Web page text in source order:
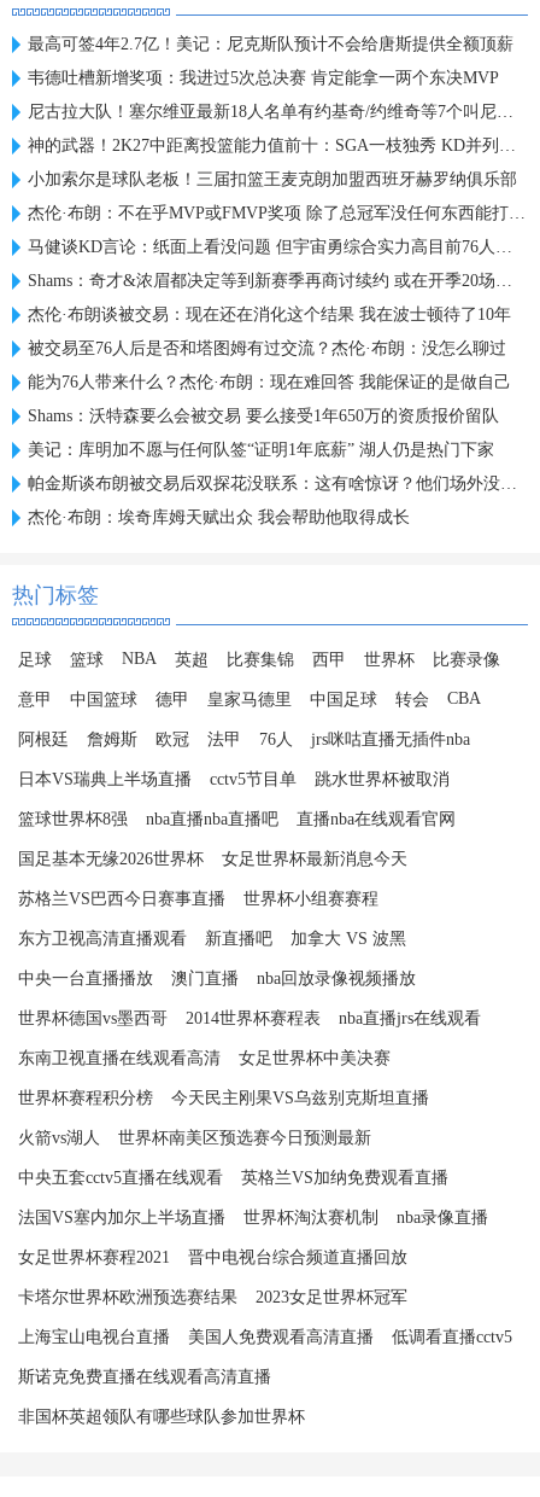
最高可签4年2.7亿！美记：尼克斯队预计不会给唐斯提供全额顶薪
韦德吐槽新增奖项：我进过5次总决赛 肯定能拿一两个东决MVP
尼古拉大队！塞尔维亚最新18人名单有约基奇/约维奇等7个叫尼古拉
神的武器！2K27中距离投篮能力值前十：SGA一枝独秀 KD并列第三
小加索尔是球队老板！三届扣篮王麦克朗加盟西班牙赫罗纳俱乐部
杰伦·布朗：不在乎MVP或FMVP奖项 除了总冠军没任何东西能打动我
马健谈KD言论：纸面上看没问题 但宇宙勇综合实力高目前76人一档
Shams：奇才&浓眉都决定等到新赛季再商讨续约 或在开季20场左右
杰伦·布朗谈被交易：现在还在消化这个结果 我在波士顿待了10年
被交易至76人后是否和塔图姆有过交流？杰伦·布朗：没怎么聊过
能为76人带来什么？杰伦·布朗：现在难回答 我能保证的是做自己
Shams：沃特森要么会被交易 要么接受1年650万的资质报价留队
美记：库明加不愿与任何队签“证明1年底薪” 湖人仍是热门下家
帕金斯谈布朗被交易后双探花没联系：这有啥惊讶？他们场外没私交
杰伦·布朗：埃奇库姆天赋出众 我会帮助他取得成长
热门标签
足球 篮球 NBA 英超 比赛集锦 西甲 世界杯 比赛录像
意甲 中国篮球 德甲 皇家马德里 中国足球 转会 CBA
阿根廷 詹姆斯 欧冠 法甲 76人 jrs咪咕直播无插件nba
日本VS瑞典上半场直播 cctv5节目单 跳水世界杯被取消
篮球世界杯8强 nba直播nba直播吧 直播nba在线观看官网
国足基本无缘2026世界杯 女足世界杯最新消息今天
苏格兰VS巴西今日赛事直播 世界杯小组赛赛程
东方卫视高清直播观看 新直播吧 加拿大 VS 波黑
中央一台直播播放 澳门直播 nba回放录像视频播放
世界杯德国vs墨西哥 2014世界杯赛程表 nba直播jrs在线观看
东南卫视直播在线观看高清 女足世界杯中美决赛
世界杯赛程积分榜 今天民主刚果VS乌兹别克斯坦直播
火箭vs湖人 世界杯南美区预选赛今日预测最新
中央五套cctv5直播在线观看 英格兰VS加纳免费观看直播
法国VS塞内加尔上半场直播 世界杯淘汰赛机制 nba录像直播
女足世界杯赛程2021 晋中电视台综合频道直播回放
卡塔尔世界杯欧洲预选赛结果 2023女足世界杯冠军
上海宝山电视台直播 美国人免费观看高清直播 低调看直播cctv5
斯诺克免费直播在线观看高清直播
非国杯英超领队有哪些球队参加世界杯